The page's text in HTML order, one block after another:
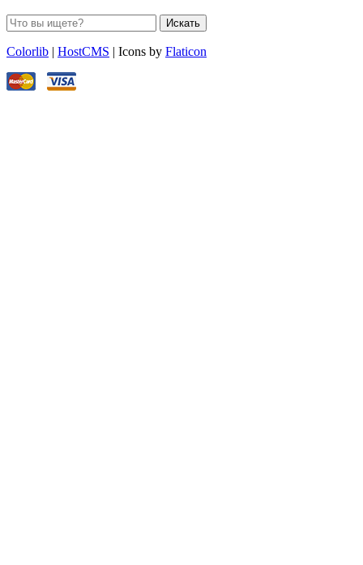
Искать
Colorlib | HostCMS | Icons by Flaticon